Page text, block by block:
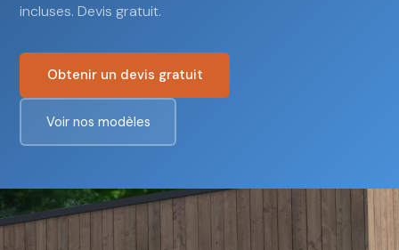
incluses. Devis gratuit.
Obtenir un devis gratuit
Voir nos modèles